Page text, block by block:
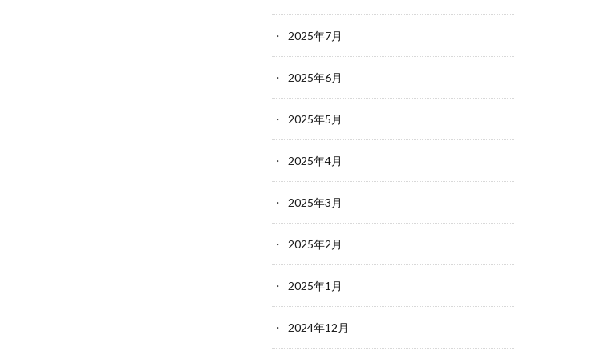
2025年7月
2025年6月
2025年5月
2025年4月
2025年3月
2025年2月
2025年1月
2024年12月